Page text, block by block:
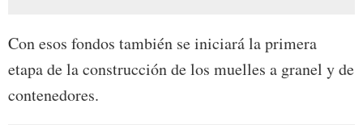
Con esos fondos también se iniciará la primera
etapa de la construcción de los muelles a granel y de
contenedores.